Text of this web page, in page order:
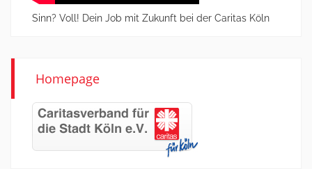
Sinn? Voll! Dein Job mit Zukunft bei der Caritas Köln
Homepage